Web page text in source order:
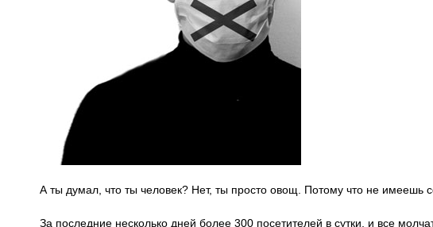
А ты думал, что ты человек? Нет, ты просто овощ. Потому что не имеешь
За последние несколько дней более 300 посетителей в сутки, и все